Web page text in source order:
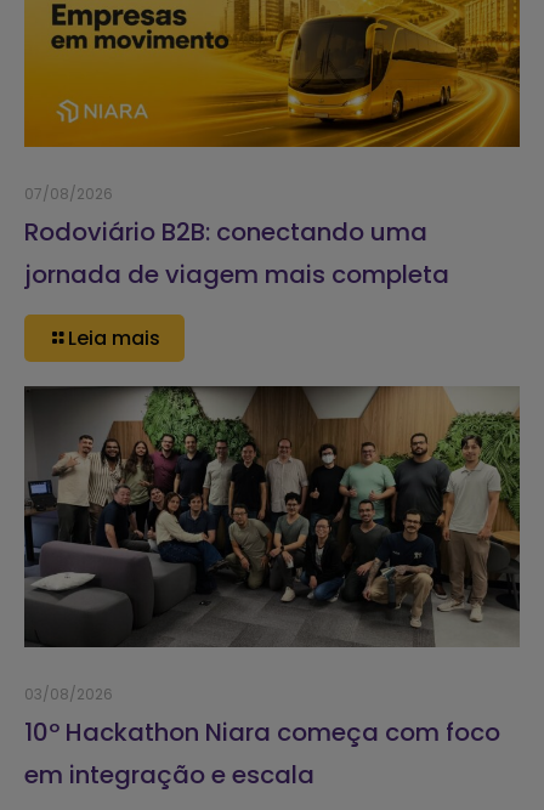
07/08/2026
Rodoviário B2B: conectando uma
jornada de viagem mais completa
Leia mais
03/08/2026
10º Hackathon Niara começa com foco
em integração e escala